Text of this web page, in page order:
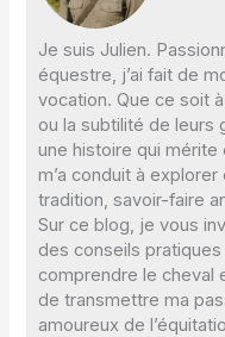
Je suis Julien.
équestre, j’ai fait de
vocation. Que ce soit
ou la subtilité de leurs
une histoire qui mérite
m’a conduit à
tradition, savoir-faire
Sur ce blog, je vous
des conseils
comprendre le cheval
de transmettre ma
amoureux de